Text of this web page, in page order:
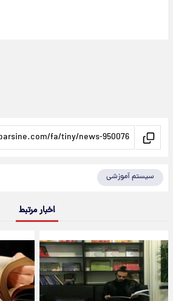
سیستم آموزشی
اخبار مرتبط